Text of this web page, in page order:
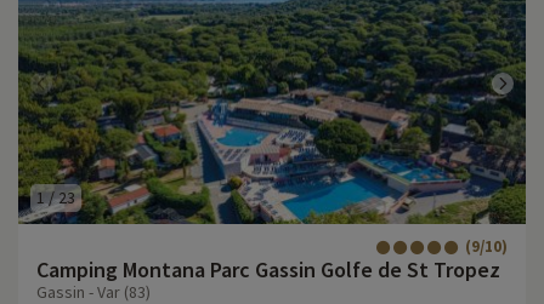
1 /23
Camping Montana Parc Gassin Golfe de St Tropez
(9/10)
Gassin - Var (83)